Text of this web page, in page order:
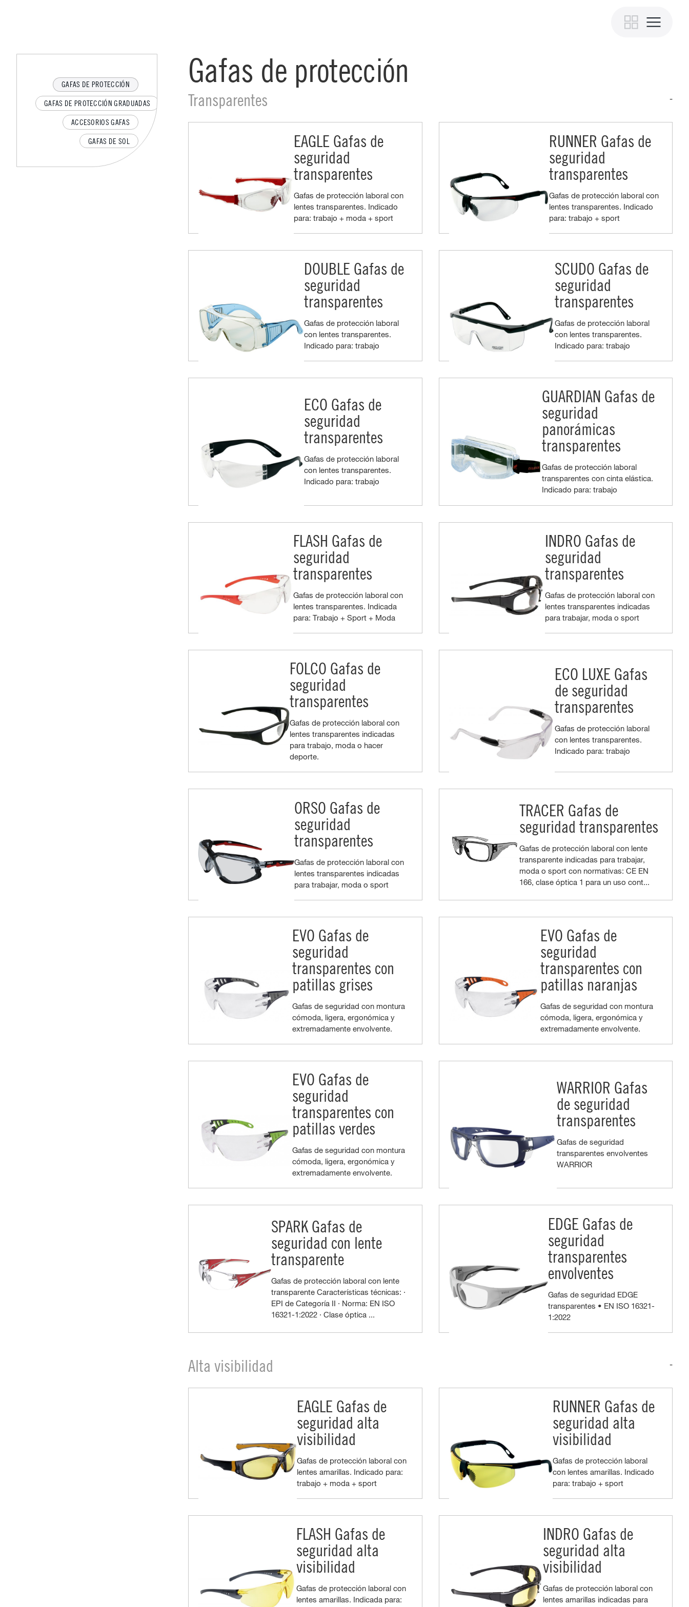
Gafas de protección
Transparentes -
EAGLE Gafas de
seguridad
transparentes
Gafas de protección laboral con
lentes transparentes. Indicado
para: trabajo + moda + sport
RUNNER Gafas de
seguridad
transparentes
Gafas de protección laboral con
lentes transparentes. Indicado
para: trabajo + sport
DOUBLE Gafas de
seguridad
transparentes
Gafas de protección laboral
con lentes transparentes.
Indicado para: trabajo
SCUDO Gafas de
seguridad
transparentes
Gafas de protección laboral
con lentes transparentes.
Indicado para: trabajo
ECO Gafas de
seguridad
transparentes
Gafas de protección laboral
con lentes transparentes.
Indicado para: trabajo
GUARDIAN Gafas de
seguridad
panorámicas
transparentes
Gafas de protección laboral
transparentes con cinta elástica.
Indicado para: trabajo
FLASH Gafas de
seguridad
transparentes
Gafas de protección laboral con
lentes transparentes. Indicada
para: Trabajo + Sport + Moda
INDRO Gafas de
seguridad
transparentes
Gafas de protección laboral con
lentes transparentes indicadas
para trabajar, moda o sport
FOLCO Gafas de
seguridad
transparentes
Gafas de protección laboral con
lentes transparentes indicadas
para trabajo, moda o hacer
deporte.
ECO LUXE Gafas
de seguridad
transparentes
Gafas de protección laboral
con lentes transparentes.
Indicado para: trabajo
ORSO Gafas de
seguridad
transparentes
Gafas de protección laboral con
lentes transparentes indicadas
para trabajar, moda o sport
TRACER Gafas de
seguridad transparentes
Gafas de protección laboral con lente
transparente indicadas para trabajar,
moda o sport con normativas: CE EN
166, clase óptica 1 para un uso cont...
EVO Gafas de
seguridad
transparentes con
patillas grises
Gafas de seguridad con montura
cómoda, ligera, ergonómica y
extremadamente envolvente.
EVO Gafas de
seguridad
transparentes con
patillas naranjas
Gafas de seguridad con montura
cómoda, ligera, ergonómica y
extremadamente envolvente.
EVO Gafas de
seguridad
transparentes con
patillas verdes
Gafas de seguridad con montura
cómoda, ligera, ergonómica y
extremadamente envolvente.
WARRIOR Gafas
de seguridad
transparentes
Gafas de seguridad
transparentes envolventes
WARRIOR
SPARK Gafas de
seguridad con lente
transparente
Gafas de protección laboral con lente
transparente Características técnicas: ·
EPI de Categoría II · Norma: EN ISO
16321-1:2022 · Clase óptica ...
EDGE Gafas de
seguridad
transparentes
envolventes
Gafas de seguridad EDGE
transparentes • EN ISO 16321-
1:2022
Alta visibilidad -
EAGLE Gafas de
seguridad alta
visibilidad
Gafas de protección laboral con
lentes amarillas. Indicado para:
trabajo + moda + sport
RUNNER Gafas de
seguridad alta
visibilidad
Gafas de protección laboral
con lentes amarillas. Indicado
para: trabajo + sport
FLASH Gafas de
seguridad alta
visibilidad
Gafas de protección laboral con
lentes amarillas. Indicada para:
INDRO Gafas de
seguridad alta
visibilidad
Gafas de protección laboral con
lentes amarillas indicadas para
GAFAS DE PROTECCIÓN
GAFAS DE PROTECCIÓN GRADUADAS
ACCESORIOS GAFAS
GAFAS DE SOL